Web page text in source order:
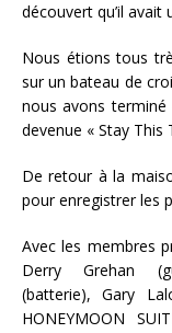
découvert qu’il avait
Nous étions tous
sur un bateau de
nous avons terminé
devenue « Stay This
De retour à la
pour enregistrer les
Avec les membres
Derry Grehan
(batterie), Gary
HONEYMOON